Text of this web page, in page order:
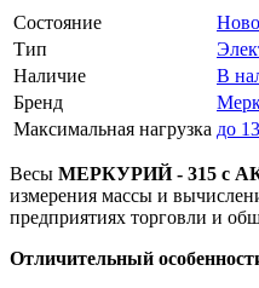
Состояние
Тип
Наличие
В
Бренд
Максимальная нагрузка до
Весы МЕРКУРИЙ - 315 с
измерения массы и
предприятиях торговли и
Отличительный